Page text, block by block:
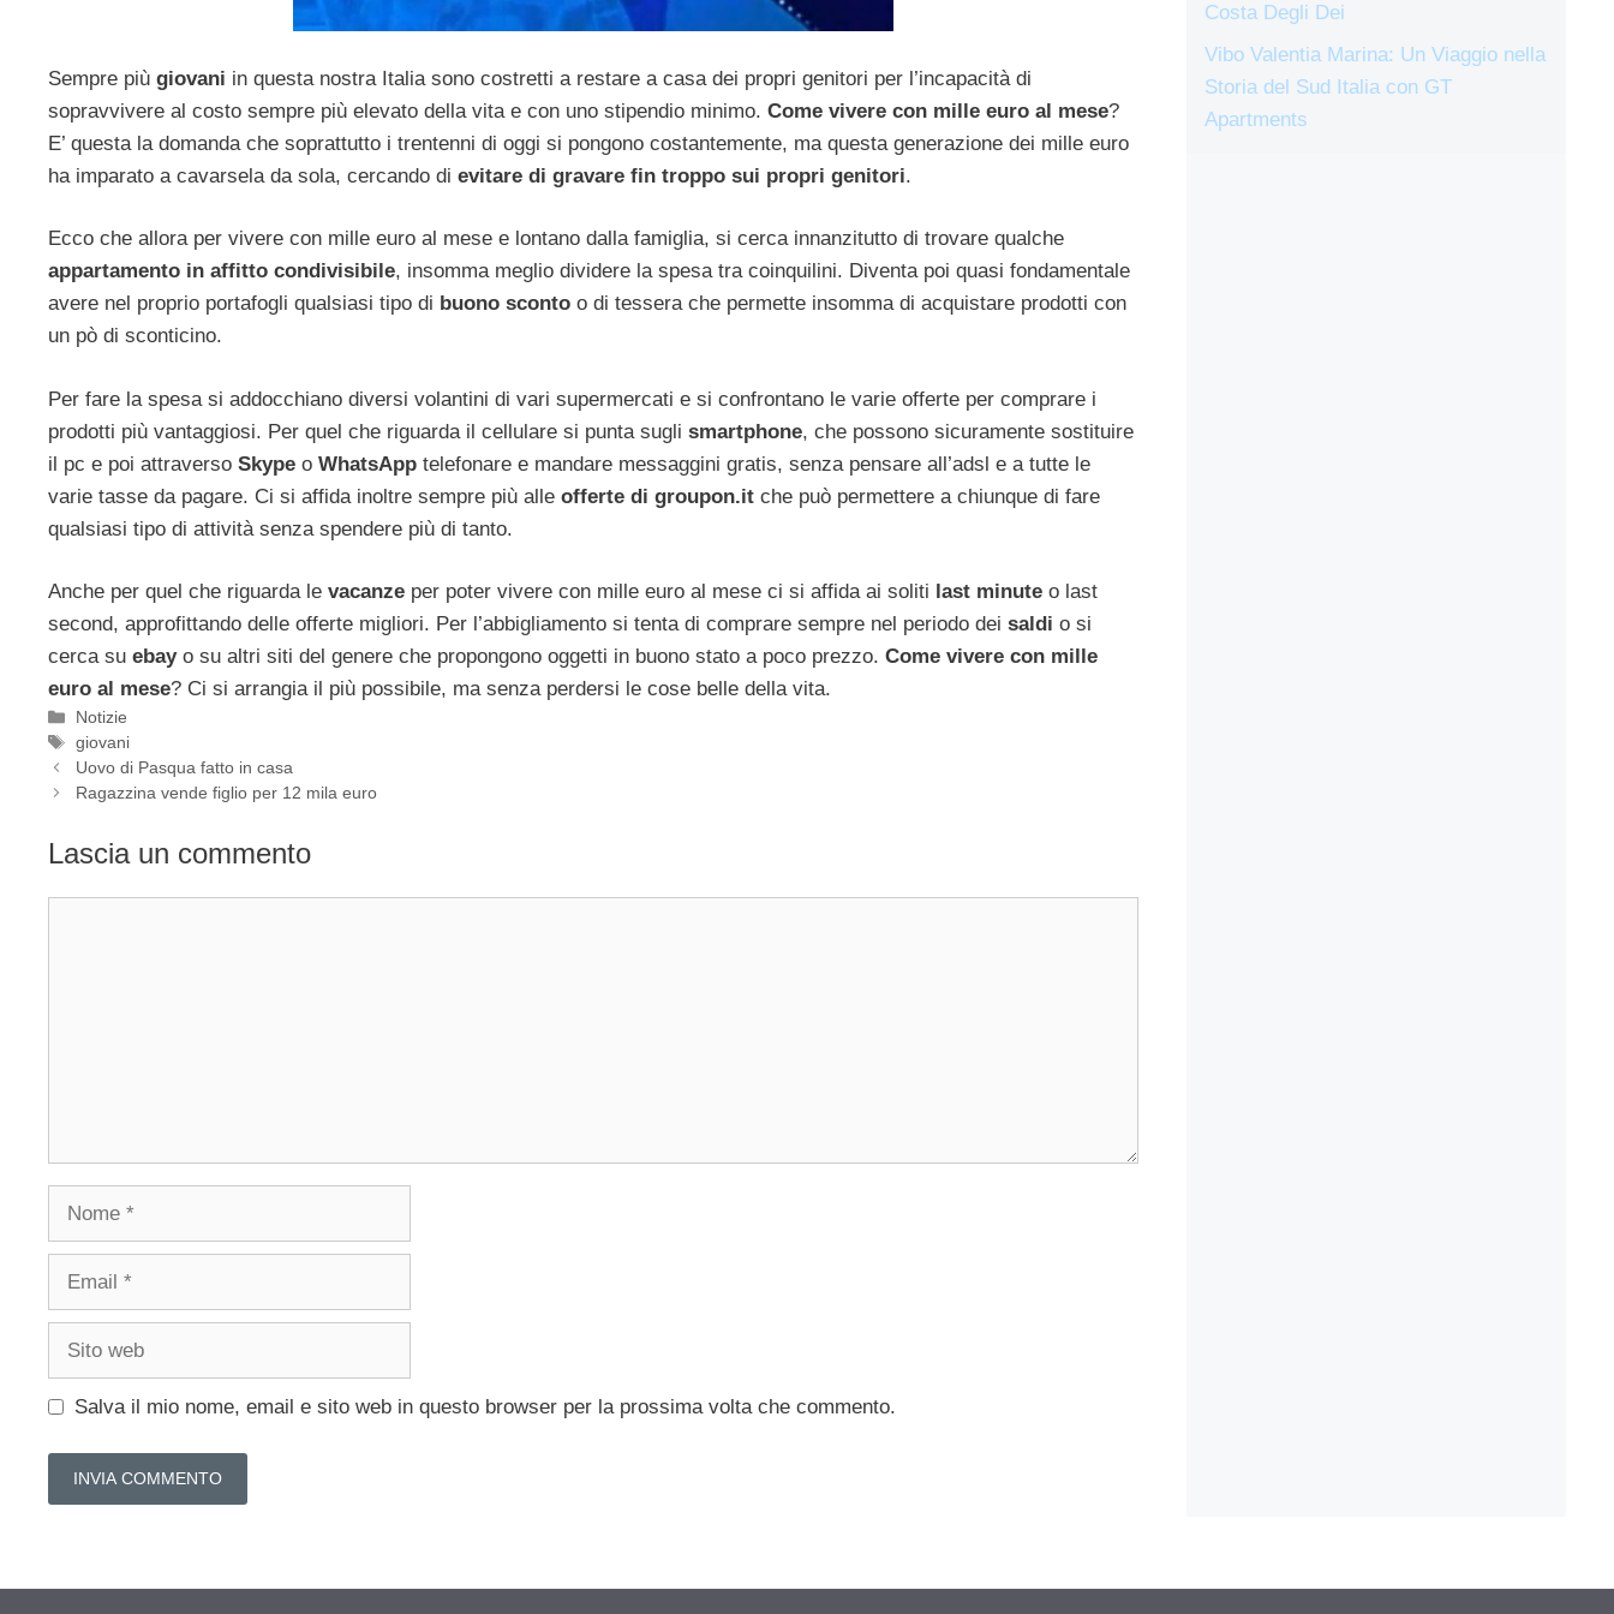
Sempre più giovani in questa nostra Italia sono costretti a restare a casa dei propri genitori per l’incapacità di
sopravvivere al costo sempre più elevato della vita e con uno stipendio minimo. Come vivere con mille euro al mese?
E’ questa la domanda che soprattutto i trentenni di oggi si pongono costantemente, ma questa generazione dei mille euro
ha imparato a cavarsela da sola, cercando di evitare di gravare fin troppo sui propri genitori.
Ecco che allora per vivere con mille euro al mese e lontano dalla famiglia, si cerca innanzitutto di trovare qualche
appartamento in affitto condivisibile, insomma meglio dividere la spesa tra coinquilini. Diventa poi quasi fondamentale
avere nel proprio portafogli qualsiasi tipo di buono sconto o di tessera che permette insomma di acquistare prodotti con
un pò di sconticino.
Per fare la spesa si addocchiano diversi volantini di vari supermercati e si confrontano le varie offerte per comprare i
prodotti più vantaggiosi. Per quel che riguarda il cellulare si punta sugli smartphone, che possono sicuramente sostituire
il pc e poi attraverso Skype o WhatsApp telefonare e mandare messaggini gratis, senza pensare all’adsl e a tutte le
varie tasse da pagare. Ci si affida inoltre sempre più alle offerte di groupon.it che può permettere a chiunque di fare
qualsiasi tipo di attività senza spendere più di tanto.
Anche per quel che riguarda le vacanze per poter vivere con mille euro al mese ci si affida ai soliti last minute o last
second, approfittando delle offerte migliori. Per l’abbigliamento si tenta di comprare sempre nel periodo dei saldi o si
cerca su ebayo su altri siti del genere che propongono oggetti in buono stato a poco prezzo. Come vivere con mille
euro al mese? Ci si arrangia il più possibile, ma senza perdersi le cose belle della vita.
Categorie
Notizie
Tag
giovani
Uovo di Pasqua fatto in casa
Ragazzina vende figlio per 12 mila euro
Lascia un commento
Nome
Email
Sito
Salva il mio nome, email e sito web in questo browser per la prossima volta che commento.
Costa Degli Dei
Vibo Valentia Marina: Un Viaggio nella
Storia del Sud Italia con GT
Apartments